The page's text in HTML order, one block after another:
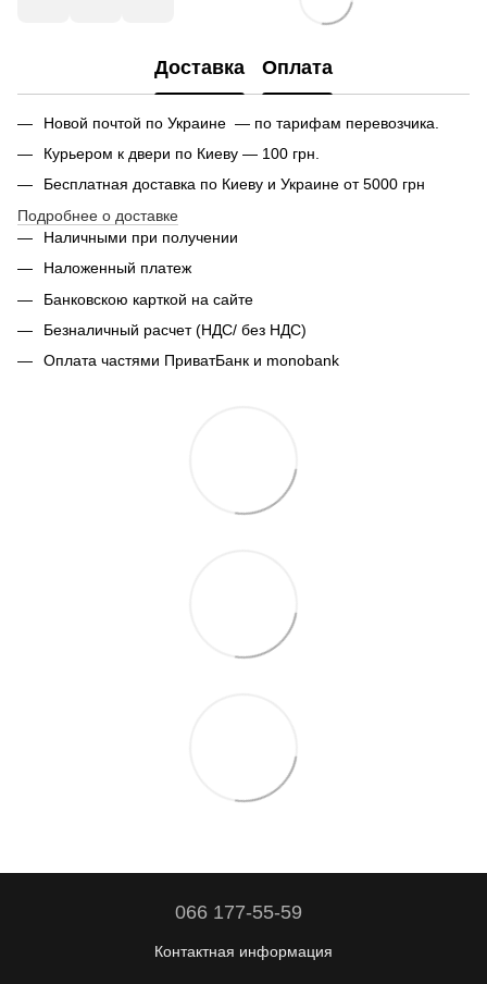
Доставка Оплата
Новой почтой по Украине — по тарифам перевозчика.
Курьером к двери по Киеву — 100 грн.
Бесплатная доставка по Киеву и Украине от 5000 грн
Подробнее о доставке
Наличными при получении
Наложенный платеж
Банковскою карткой на сайте
Безналичный расчет (НДС/ без НДС)
Оплата частями ПриватБанк и monobank
066 177-55-59
Контактная информация